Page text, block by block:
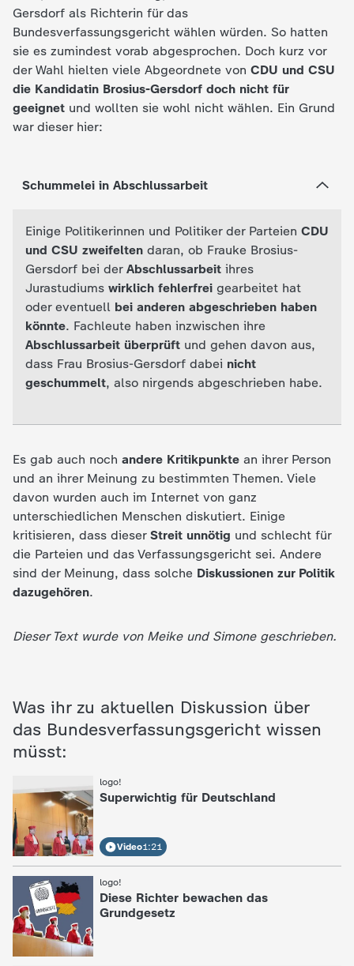
Gersdorf als Richterin für das
Bundesverfassungsgericht wählen würden. So hatten
sie es zumindest vorab abgesprochen. Doch kurz vor
der Wahl hielten viele Abgeordnete von CDU und CSU
die Kandidatin Brosius-Gersdorf doch nicht für
geeignet und wollten sie wohl nicht wählen. Ein Grund
war dieser hier:
Schummelei in Abschlussarbeit
Einige Politikerinnen und Politiker der Parteien CDU
und CSU zweifelten daran, ob Frauke Brosius-
Gersdorf bei der Abschlussarbeit ihres
Jurastudiums wirklich fehlerfrei gearbeitet hat
oder eventuell bei anderen abgeschrieben haben
könnte. Fachleute haben inzwischen ihre
Abschlussarbeit überprüft und gehen davon aus,
dass Frau Brosius-Gersdorf dabei nicht
geschummelt, also nirgends abgeschrieben habe.
Es gab auch noch andere Kritikpunkte an ihrer Person
und an ihrer Meinung zu bestimmten Themen. Viele
davon wurden auch im Internet von ganz
unterschiedlichen Menschen diskutiert. Einige
kritisieren, dass dieser Streit unnötig und schlecht für
die Parteien und das Verfassungsgericht sei. Andere
sind der Meinung, dass solche Diskussionen zur Politik
dazugehören.
Dieser Text wurde von Meike und Simone geschrieben.
Was ihr zu aktuellen Diskussion über
das Bundesverfassungsgericht wissen
müsst:
logo!
: Superwichtig für Deutschland
Video1:21
logo!
Diese Richter bewachen das
Grundgesetz